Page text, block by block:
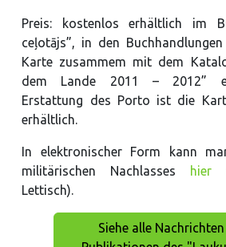
Preis: kostenlos erhältlich im
ceļotājs”, in den
Karte zusammem mit dem
dem Lande 2011 – 2012”
Erstattung des Porto ist die
erhältlich.
In elektronischer Form kann
militärischen Nachlasses
hier
Lettisch).
Siehe alle